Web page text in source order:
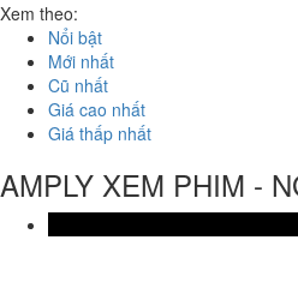
Xem theo:
Nổi bật
Mới nhất
Cũ nhất
Giá cao nhất
Giá thấp nhất
AMPLY XEM PHIM -